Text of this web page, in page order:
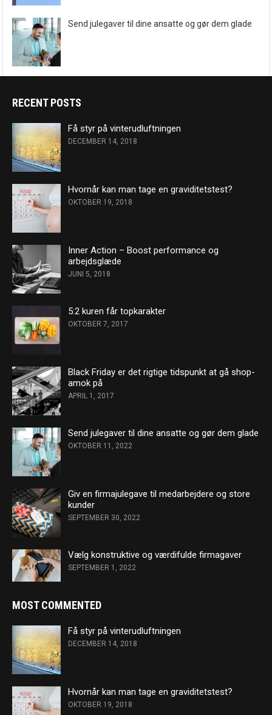
Send julegaver til dine ansatte og gør dem glade
RECENT POSTS
Få styr på vinterudluftningen
DECEMBER 14, 2018
Hvornår kan man tage en graviditetstest?
OKTOBER 19, 2018
Inner Action – Boost performance og
arbejdsglæde
JUNI 5, 2018
5:2 kuren får topkarakter
OKTOBER 7, 2017
Black Friday er det rigtige tidspunkt at gå shop-
amok på
APRIL 1, 2017
Send julegaver til dine ansatte og gør dem glade
OKTOBER 11, 2022
Giv en firmajulegave til medarbejdere og store
kunder
SEPTEMBER 30, 2022
Vælg konstruktive og værdifulde firmagaver
SEPTEMBER 1, 2022
MOST COMMENTED
Få styr på vinterudluftningen
DECEMBER 14, 2018
Hvornår kan man tage en graviditetstest?
OKTOBER 19, 2018